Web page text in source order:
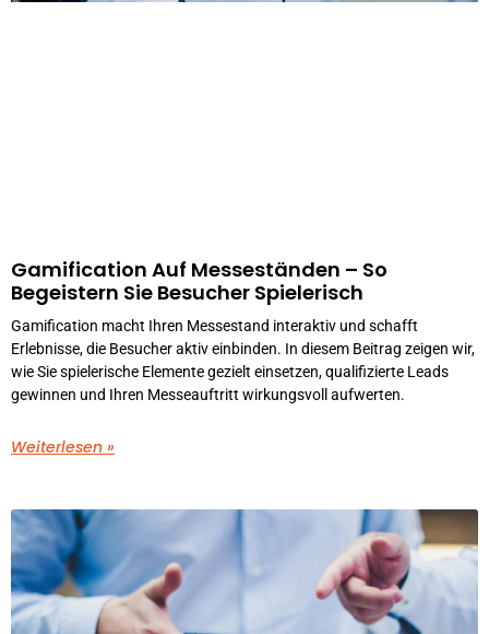
Gamification Auf Messeständen – So
Begeistern Sie Besucher Spielerisch
Gamification macht Ihren Messestand interaktiv und schafft
Erlebnisse, die Besucher aktiv einbinden. In diesem Beitrag zeigen wir,
wie Sie spielerische Elemente gezielt einsetzen, qualifizierte Leads
gewinnen und Ihren Messeauftritt wirkungsvoll aufwerten.
Weiterlesen »